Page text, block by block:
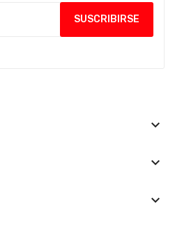
keyboard_arrow_down
keyboard_arrow_down
keyboard_arrow_down